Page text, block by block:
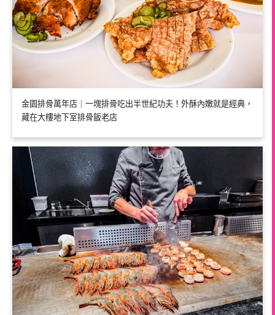
金園排骨萬年店｜一塊排骨吃出半世紀功夫！外酥內嫩就是經典，
藏在大樓地下室排骨飯老店